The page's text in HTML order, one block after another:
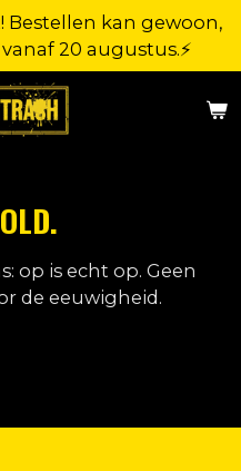
Bestellen kan gewoon,
20 augustus.⚡
op is echt op. Geen
de eeuwigheid.